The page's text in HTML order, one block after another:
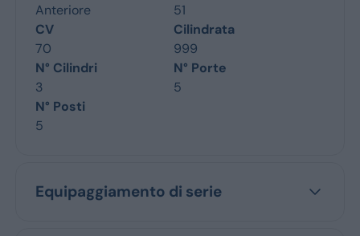
Anteriore
51
CV
70
Cilindrata
999
N° Cilindri
3
N° Porte
5
N° Posti
5
Equipaggiamento di serie